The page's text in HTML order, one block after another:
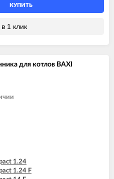
1.240 I
240 Fi
Fi (CSB)
1.240 i
1.310 Fi
240 i (CSZ)
240i
КУПИТЬ
1 клик
для котлов BAXI
1.24
1.24 F